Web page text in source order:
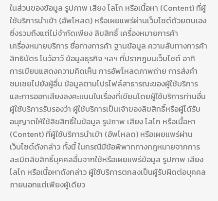
ในส่วนของข้อมูล รูปภาพ เสียง โลโก หรือเนื้อหา (Content) ที่ผู้
ใช้บริการนำเข้า (อัพโหลด) หรือเผยแพร่ผ่านเว็บไซต์ด้วยตนเอง
ซึ่งรวมถึงแต่ไม่จำกัดเพียง ลิขสิทธิ์ เครื่องหมายการค้า
เครื่องหมายบริการ ชื่อทางการค้า ฐานข้อมูล ความลับทางการค้า
สิทธิบัตร โนว์ฮาว์ ข้อมูลธุรกิจ ฯลฯ ที่ปรากฎบนเว็บไซต์ อาทิ
การเขียนแสดงความคิดเห็น การอัพโหลดภาพถ่าย การส่งคำ
ชมเชยไปยังผู้อื่น ข้อมูลตามโปรไฟล์สาธารณะของผู้ใช้บริการ
และการออกเสียงลงคะแนนในเรื่องที่เขียนโดยผู้ใช้บริการท่านอื่น
ผู้ใช้บริการรับรองว่า ผู้ใช้บริการเป็นเจ้าของลิขสิทธิ์หรือผู้ได้รับ
อนุญาตให้ใช้ลิขสิทธิ์ในข้อมูล รูปภาพ เสียง โลโก หรือเนื้อหา
(Content) ที่ผู้ใช้บริการนำเข้า (อัพโหลด) หรือเผยแพร่ผ่าน
เว็บไซต์ดังกล่าว ทั้งนี้ ในกรณีมีข้อพิพาททางกฎหมายจากการ
ละเมิดลิขสิทธิ์บุคคลอื่นจากใช้หรือเผยแพร่ข้อมูล รูปภาพ เสียง
โลโก หรือเนื้อหาดังกล่าว ผู้ใช้บริการตกลงเป็นผู้รับผิดต่อบุคคล
ภายนอกแต่เพียงผู้เดียว